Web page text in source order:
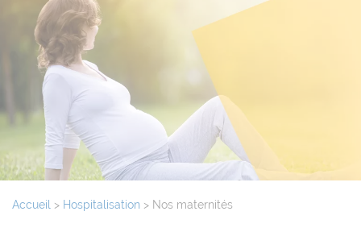
Accueil > Hospitalisation > Nos maternités